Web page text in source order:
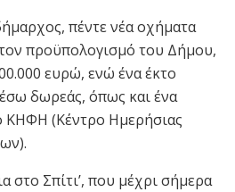
πέντε νέα οχήματα
προϋπολογισμό του Δήμου,
ευρώ, ενώ ένα έκτο
δωρεάς, όπως και ένα
ΚΗΦΗ (Κέντρο Ημερήσιας
στο Σπίτι’, που μέχρι σήμερα